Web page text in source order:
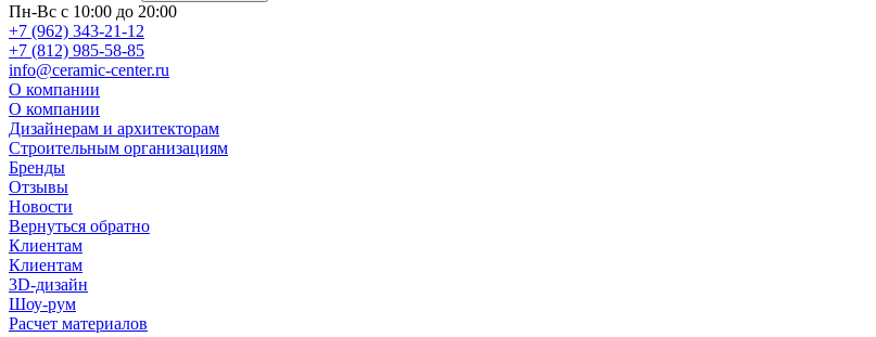
Пн-Вс с 10:00 до 20:00
+7 (962) 343-21-12
+7 (812) 985-58-85
info@ceramic-center.ru
О компании
О компании
Дизайнерам и архитекторам
Строительным организациям
Бренды
Отзывы
Новости
Вернуться обратно
Клиентам
Клиентам
3D-дизайн
Шоу-рум
Расчет материалов